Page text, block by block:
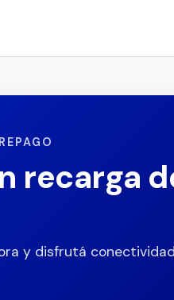
recarga
y disfrutá